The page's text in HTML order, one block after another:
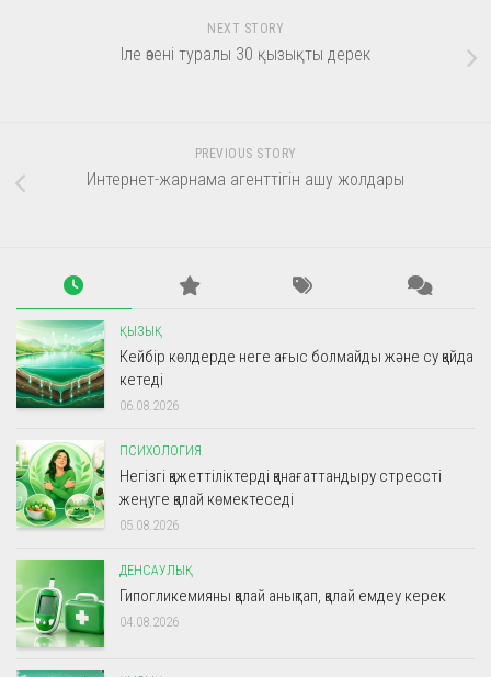
NEXT STORY
Іле өзені туралы 30 қызықты дерек
PREVIOUS STORY
Интернет-жарнама агенттігін ашу жолдары
ҚЫЗЫҚ
Кейбір көлдерде неге ағыс болмайды және су қайда
кетеді
06.08.2026
ПСИХОЛОГИЯ
Негізгі қажеттіліктерді қанағаттандыру стрессті
жеңуге қалай көмектеседі
05.08.2026
ДЕНСАУЛЫҚ
Гипогликемияны қалай анықтап, қалай емдеу керек
04.08.2026